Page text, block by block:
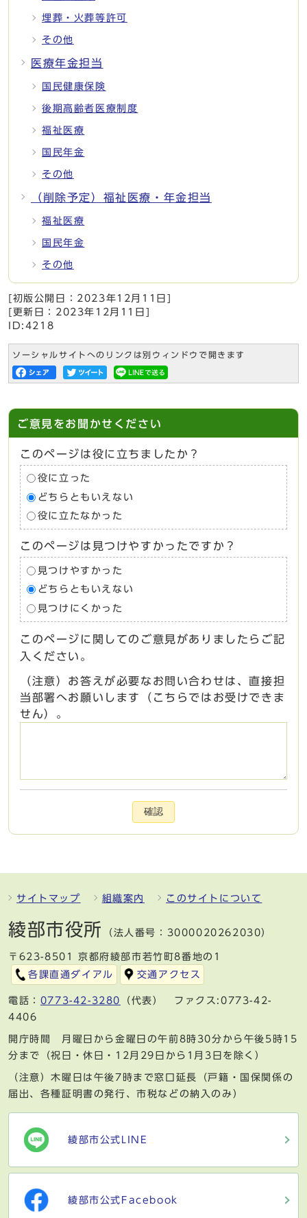
埋葬・火葬等許可
その他
医療年金担当
国民健康保険
後期高齢者医療制度
福祉医療
国民年金
その他
（削除予定）福祉医療・年金担当
福祉医療
国民年金
その他
[初版公開日： 2023年12月11日
[更新日： 2023年12月11日
ID:4218
ソーシャルサイトへのリンクは別ウィンドウで開きます
ご意見をお聞かせください
このページは役に立ちましたか？
役に立った
どちらともいえない
役に立たなかった
このページは見つけやすかったですか？
見つけやすかった
どちらともいえない
見つけにくかった
このページに関してのご意見がありましたらご記
入ください。
（注意）お答えが必要なお問い合わせは、直接担
当部署へお願いします（こちらではお受けできま
せん）。
確認
サイトマップ 組織案内 このサイトについて
綾部市役所 （法人番号：3000020262030）
〒623-8501 京都府綾部市若竹町8番地の1
各課直通ダイアル
交通アクセス
電話： 0773-42-3280
（代表） ファクス:0773-42-
4406
開庁時間 月曜日から金曜日の午前8時30分から午後5時15
分まで（祝日・休日・12月29日から1月3日を除く）
（注意）木曜日は午後7時まで窓口延長（戸籍・国保関係の
届出、各種証明書の発行、市税などの納入のみ）
綾部市公式LINE
綾部市公式Facebook